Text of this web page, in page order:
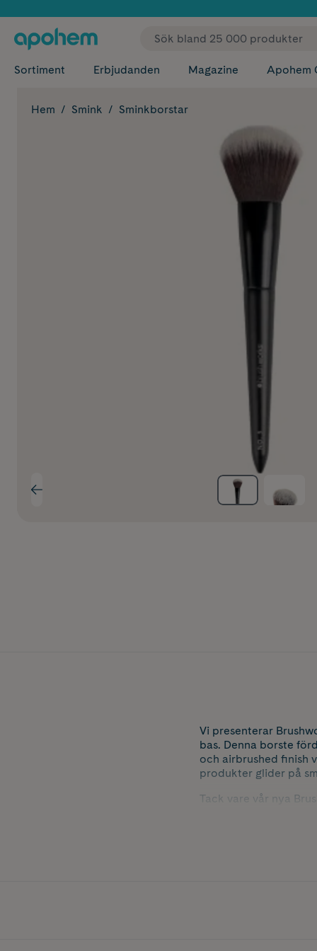
✓ Fri
Sortiment Erbjudanden Magazine Apohem
Hem Smink Sminkborstar
Vi presenterar
bas. Denna borste
och airbrushed finish
produkter glider på
Tack vare vår nya
engagemang för